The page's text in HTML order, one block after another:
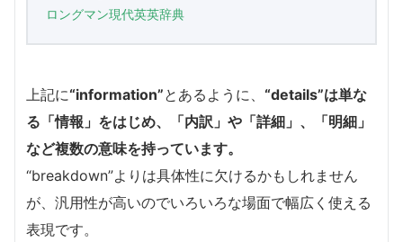
ロングマン現代英英辞典
上記に“information”とあるように、 “details”は単な
る「情報」をはじめ、「内訳」や「詳細」、「明細」
など複数の意味を持っています。
“breakdown”よりは具体性に欠けるかもしれません
が、汎用性が高いのでいろいろな場面で幅広く使える
表現です。